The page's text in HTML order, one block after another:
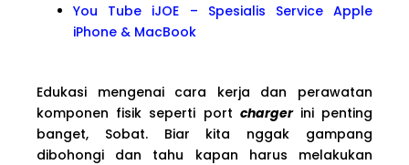
You Tube iJOE – Spesialis Service Apple
iPhone & MacBook
Edukasi mengenai cara kerja dan perawatan
komponen fisik seperti port chargerini penting
banget, Sobat. Biar kita nggak gampang
dibohongi dan tahu kapan harus melakukan